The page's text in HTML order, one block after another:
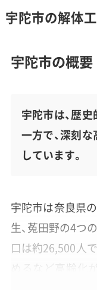
宇陀市の解体
宇陀市の概要
宇陀市は、歴
一方で、深刻
しています。
宇陀市は奈良県
生、菟田野の4つ
口は約26,500人
めるなど高齢化